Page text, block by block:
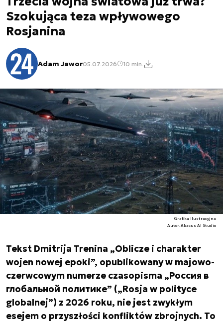
Szokująca teza wpływowego
Rosjanina
Adam Jawor05.07.2026 10 min.
Grafika ilustracyjna
Autor. Abacus AI Studio
Tekst Dmitrija Trenina „Oblicze i charakter
wojen nowej epoki”, opublikowany w majowo-
czerwcowym numerze czasopisma „Россия в
глобальной политике” („Rosja w polityce
globalnej”) z 2026 roku, nie jest zwykłym
esejem o przyszłości konfliktów zbrojnych. To